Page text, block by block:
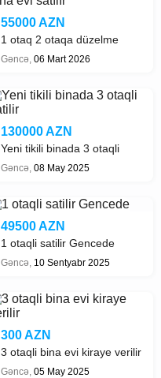
55000 AZN
1 otaq 2 otaqa düzelme
bina evi satılır
Gəncə, 06 Mart 2026
130000 AZN
Yeni tikili binada 3 otaqli
satilir
Gəncə, 08 May 2025
49500 AZN
1 otaqli satilir Gencede
Gəncə, 10 Sentyabr 2025
300 AZN
3 otaqli bina evi kiraye verilir
Gəncə, 05 May 2025